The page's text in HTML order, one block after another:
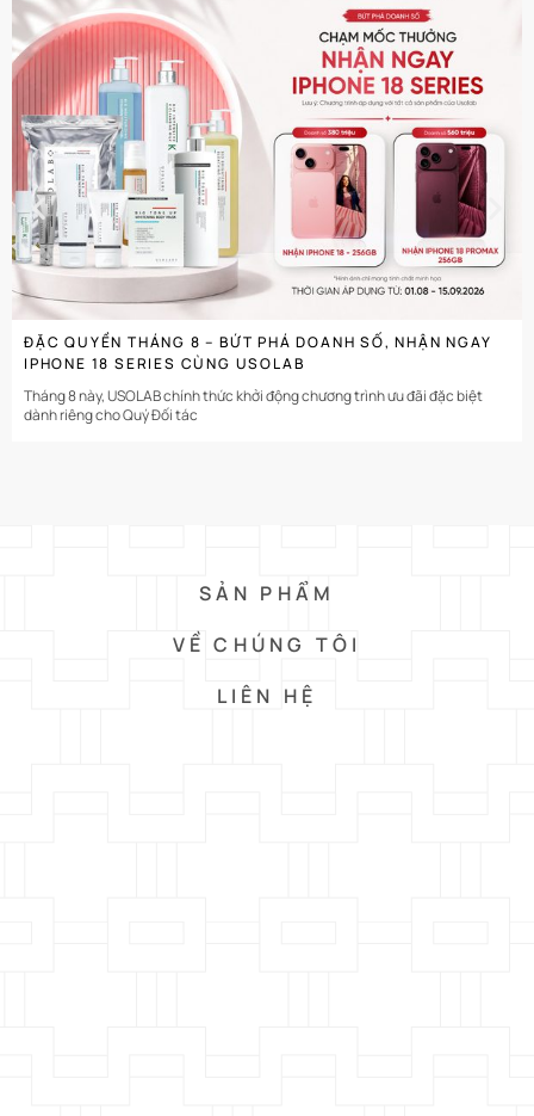
CHI TIẾT
ĐẶC QUYỀN THÁNG 8 – BỨT PHÁ DOANH SỐ, NHẬN NGAY
IPHONE 18 SERIES CÙNG USOLAB
Tháng 8 này, USOLAB chính thức khởi động chương trình ưu đãi đặc biệt
dành riêng cho Quý Đối tác
SẢN PHẨM
VỀ CHÚNG TÔI
LIÊN HỆ